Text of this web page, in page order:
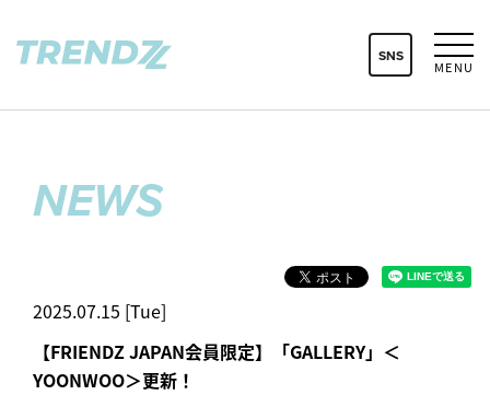
MENU
SNS
NEWS
2025.07.15 [Tue]
【FRIENDZ JAPAN会員限定】「GALLERY」＜
YOONWOO＞更新！